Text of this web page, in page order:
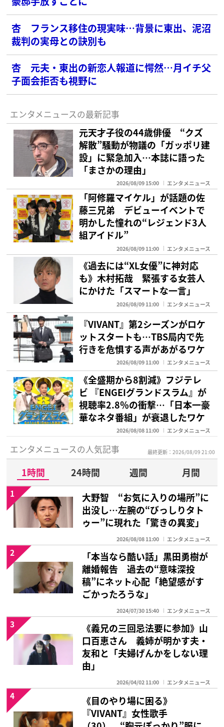
杏 フランス移住の現実味…背景に東出、泥沼
裁判の実母との訣別も
杏 元夫・東出の新恋人報道に愕然…月イチ父
子面会拒否も視野に
エンタメニュースの最新記事
元天才子役の44歳俳優 “クズ
解散”騒動が物議の「ガッポリ建
設」に緊急加入…本誌に語った
「まさかの理由」
2026/08/09 15:00 エンタメニュース
「阿修羅マイケル」が話題の佐
藤三兄弟 デビューイベントで
明かした憧れの“レジェンド3人
組アイドル”
2026/08/09 11:00 エンタメニュース
《過去には“XL女優”に神対応
も》木村拓哉 緊張する女芸人
にかけた「スマートな一言」
2026/08/09 11:00 エンタメニュース
『VIVANT』第2シーズンがロケ
ットスタートも…TBS局内で先
行きを危惧する声があがるワケ
2026/08/09 11:00 エンタメニュース
《全盛期から8割減》フジテレ
ビ 『ENGEIグランドスラム』が
視聴率2.8％の衝撃…「日本一豪
華なネタ番組」が衰退したワケ
2026/08/08 11:00 エンタメニュース
エンタメニュースの人気記事 最終更新：2026/08/09 21:00
1時間 24時間 週間
月間
大野智 “お気に入りの場所”に
出没し…左腕の“びっしりタト
ゥー”に現れた「驚きの異変」
2026/08/08 11:00 エンタメニュース
1
「本当なら酷い話」黒田勇樹が
離婚報告 過去の“意味深投
稿”にネット心配「絶望感がす
ごかったろうな」
2024/07/30 15:40 エンタメニュース
2
《義兄の三回忌法要に参加》山
口百恵さん 義姉が明かす夫・
友和と「夫婦げんかをしない理
由」
2026/04/02 11:00 エンタメニュース
3
《目のやり場に困る》
『VIVANT』女性歌手
4